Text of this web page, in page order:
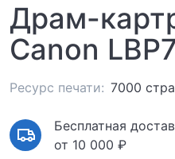
Драм-
Canon
Ресурс печати: 7000
Бесплатная
от 10 000 ₽